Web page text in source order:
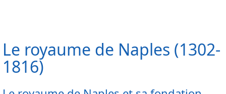
Le royaume de Naples (1302-
1816)